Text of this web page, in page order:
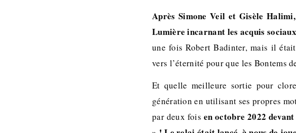
Après Simone Veil et Gisèle Halimi,
Lumière incarnant les acquis
une fois Robert Badinter, mais il
vers l’éternité pour que les Bontems
Et quelle meilleure sortie pour
génération en utilisant ses propres
par deux fois en octobre 2022